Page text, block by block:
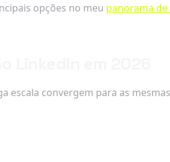
opções no meu panorama
escala convergem para as